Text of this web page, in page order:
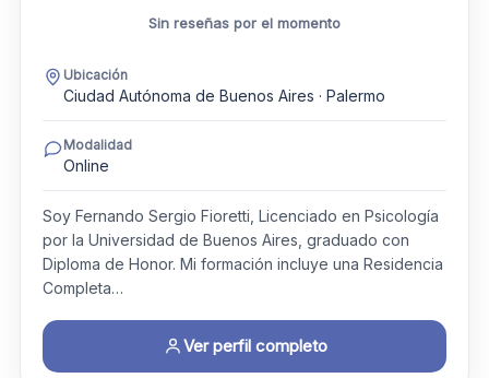
Sin reseñas por el momento
Ubicación
Ciudad Autónoma de Buenos Aires · Palermo
Modalidad
Online
Soy Fernando Sergio Fioretti, Licenciado en Psicología
por la Universidad de Buenos Aires, graduado con
Diploma de Honor. Mi formación incluye una Residencia
Completa…
Ver perfil completo